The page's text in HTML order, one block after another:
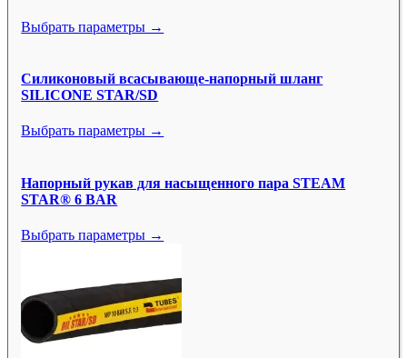
Выбрать параметры →
Силиконовый всасывающе-напорный шланг
SILICONE STAR/SD
Выбрать параметры →
Напорный рукав для насыщенного пара STEAM
STAR® 6 BAR
Выбрать параметры →